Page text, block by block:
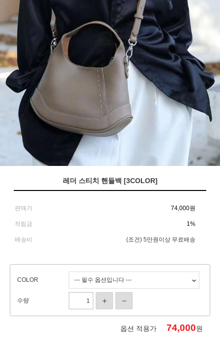
레더 스티치 핸들백 [3COLOR]
판매가 74,000원
적립금 1%
배송비 (조건) 5만원이상 무료배송
COLOR
수량
옵션 적용가 74,000원